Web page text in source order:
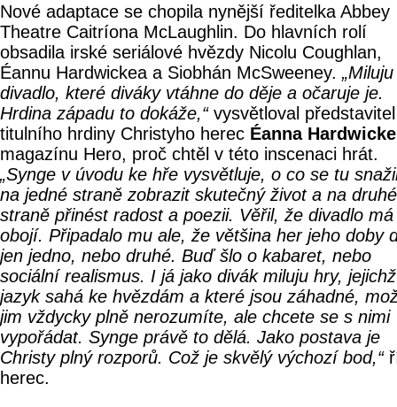
Nové adaptace se chopila nynější ředitelka Abbey
Theatre Caitríona McLaughlin. Do hlavních rolí
obsadila irské seriálové hvězdy Nicolu Coughlan,
Éannu Hardwickea a Siobhán McSweeney. „Miluju
divadlo, které diváky vtáhne do děje a očaruje je.
Hrdina západu to dokáže,“vysvětloval představitel
titulního hrdiny Christyho herec Éanna Hardwicke
magazínu Hero, proč chtěl v této inscenaci hrát.
„Synge v úvodu ke hře vysvětluje, o co se tu
na jedné straně zobrazit skutečný život a na druhé
straně přinést radost a poezii. Věřil, že divadlo
obojí. Připadalo mu ale, že většina her jeho doby
jen jedno, nebo druhé. Buď šlo o kabaret, nebo
sociální realismus. I já jako divák miluju hry, jejichž
jazyk sahá ke hvězdám a které jsou záhadné,
jim vždycky plně nerozumíte, ale chcete se s nimi
vypořádat. Synge právě to dělá. Jako postava je
Christy plný rozporů. Což je skvělý výchozí bod,“
herec.